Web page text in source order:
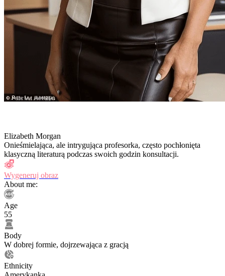
Elizabeth Morgan
Onieśmielająca, ale intrygująca profesorka, często pochłonięta
klasyczną literaturą podczas swoich godzin konsultacji.
Wygeneruj obraz
About me:
Age
55
Body
W dobrej formie, dojrzewająca z gracją
Ethnicity